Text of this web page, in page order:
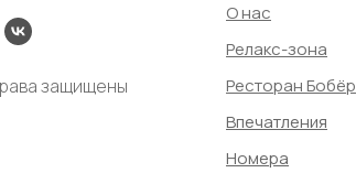
защищены
О нас
Релакс-зона
Ресторан Бобёр
Впечатления
Номера